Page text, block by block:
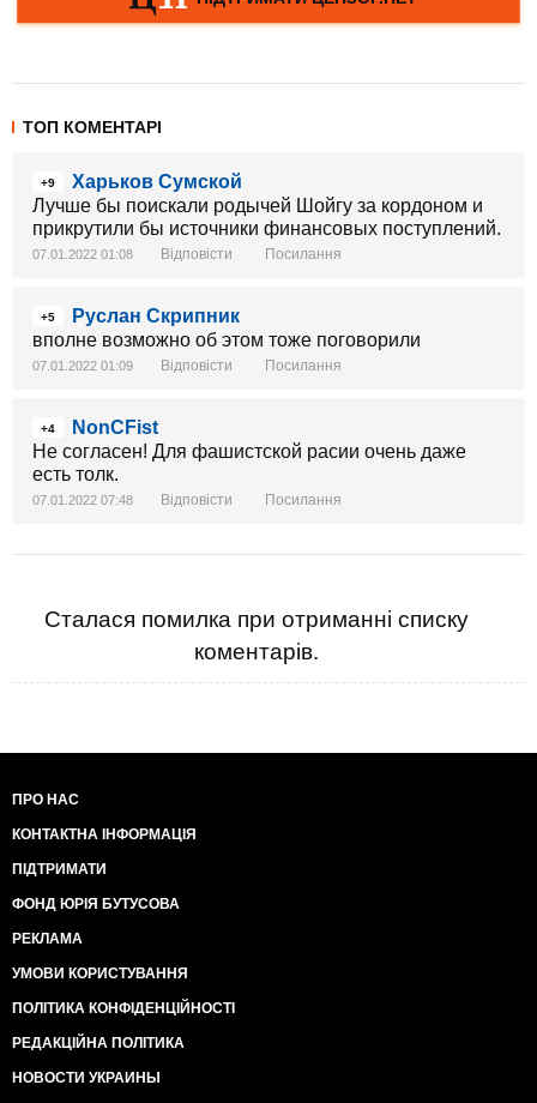
ТОП КОМЕНТАРІ
+9
Харьков Сумской
Лучше бы поискали родычей Шойгу за кордоном и
прикрутили бы источники финансовых поступлений.
07.01.2022 01:08 Відповісти Посилання
+5
Руслан Скрипник
вполне возможно об этом тоже поговорили
07.01.2022 01:09 Відповісти Посилання
+4
NonCFist
Не согласен! Для фашистской расии очень даже
есть толк.
07.01.2022 07:48 Відповісти Посилання
Сталася помилка при отриманні списку
коментарів.
ПРО НАС
КОНТАКТНА ІНФОРМАЦІЯ
ПІДТРИМАТИ
ФОНД ЮРІЯ БУТУСОВА
РЕКЛАМА
УМОВИ КОРИСТУВАННЯ
ПОЛІТИКА КОНФІДЕНЦІЙНОСТІ
РЕДАКЦІЙНА ПОЛІТИКА
НОВОСТИ УКРАИНЫ